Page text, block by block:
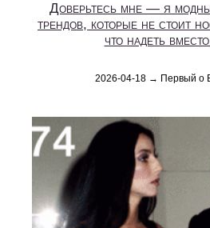
Доверьтесь мне — я
трендов, которые не стоит
что надеть
2026-04-18 → Первый о